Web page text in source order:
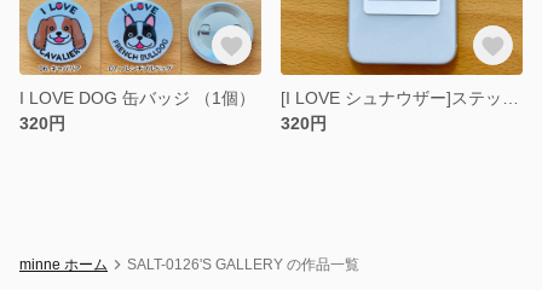
I LOVE DOG 缶バッジ （1個）
320円
320円
minne ホーム SALT-0126'S GALLERY の作品一覧